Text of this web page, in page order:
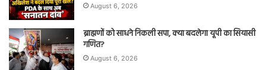
August 6, 2026
ब्राह्मणों को साधने निकली सपा, क्या बदलेगा यूपी का सियासी
गणित?
August 6, 2026